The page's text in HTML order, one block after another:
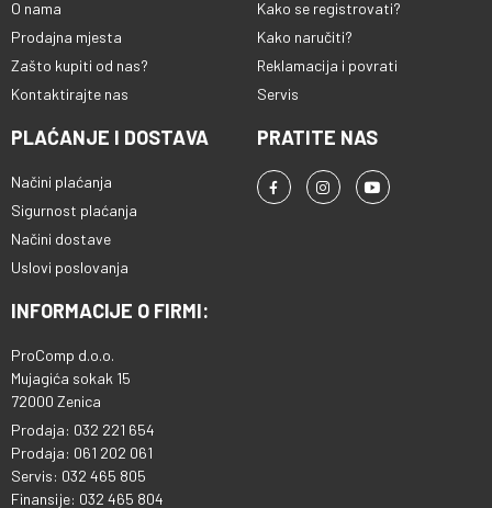
O nama
Prodajna mjesta
Zašto kupiti od nas?
Kontaktirajte nas
Kako se registrovati?
Kako naručiti?
Reklamacija i povrati
Servis
PLAĆANJE I DOSTAVA
Načini plaćanja
Sigurnost plaćanja
Načini dostave
Uslovi poslovanja
PRATITE NAS
INFORMACIJE O FIRMI:
ProComp d.o.o.
Mujagića sokak 15
72000 Zenica
Prodaja: 032 221 654
Prodaja: 061 202 061
Servis: 032 465 805
Finansije: 032 465 804